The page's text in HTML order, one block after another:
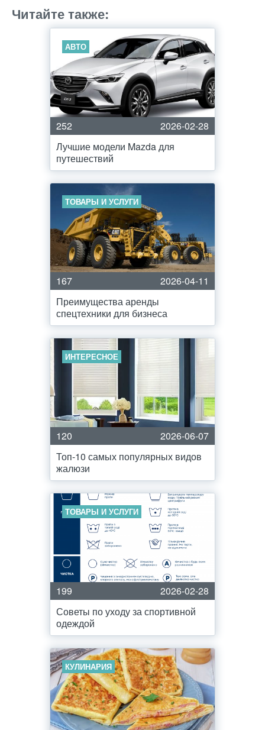
Читайте также:
АВТО
252
2026-02-28
Лучшие модели Mazda для
путешествий
ТОВАРЫ И УСЛУГИ
167
2026-04-11
Преимущества аренды
спецтехники для бизнеса
ИНТЕРЕСНОЕ
120
2026-06-07
Топ-10 самых популярных видов
жалюзи
ТОВАРЫ И УСЛУГИ
199
2026-02-28
Советы по уходу за спортивной
одеждой
КУЛИНАРИЯ